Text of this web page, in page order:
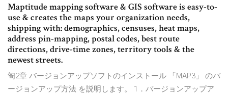
Maptitude mapping software & GIS software is easy-to-
use & creates the maps your organization needs,
shipping with: demographics, censuses, heat maps,
address pin-mapping, postal codes, best route
directions, drive-time zones, territory tools & the
newest streets.
匌2章 バージョンアップソフトのインストール 「MAP3」 のバ
ージョンアップ方法 を説明します。 1．バージョンアップア